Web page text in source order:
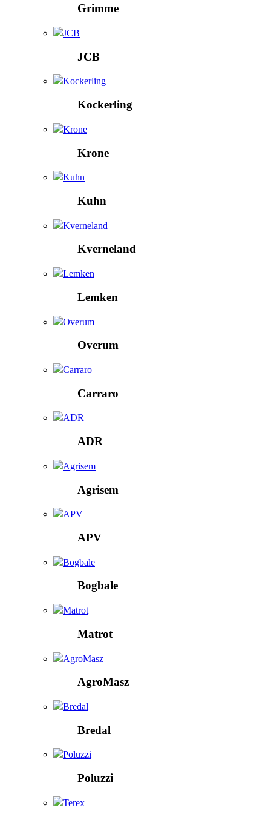
Grimme
JCB
JCB
Kockerling
Kockerling
Krone
Krone
Kuhn
Kuhn
Kverneland
Kverneland
Lemken
Lemken
Overum
Overum
Carraro
Carraro
ADR
ADR
Agrisem
Agrisem
APV
APV
Bogbale
Bogbale
Matrot
Matrot
AgroMasz
AgroMasz
Bredal
Bredal
Poluzzi
Poluzzi
Terex